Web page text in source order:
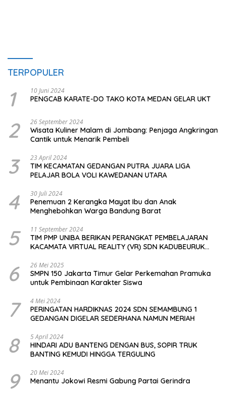
TERPOPULER
1 10 Juni 2024
PENGCAB KARATE-DO TAKO KOTA MEDAN GELAR UKT
2 26 September 2024
Wisata Kuliner Malam di Jombang: Penjaga Angkringan
Cantik untuk Menarik Pembeli
3 23 April 2024
TIM KECAMATAN GEDANGAN PUTRA JUARA LIGA
PELAJAR BOLA VOLI KAWEDANAN UTARA
4 30 Juli 2024
Penemuan 2 Kerangka Mayat Ibu dan Anak
Menghebohkan Warga Bandung Barat
5 11 September 2024
TIM PMP UNIBA BERIKAN PERANGKAT PEMBELAJARAN
KACAMATA VIRTUAL REALITY (VR) SDN KADUBEURUK
6 26 Mei 2025
SMPN 150 Jakarta Timur Gelar Perkemahan Pramuka
untuk Pembinaan Karakter Siswa
7 4 Mei 2024
PERINGATAN HARDIKNAS 2024 SDN SEMAMBUNG 1
GEDANGAN DIGELAR SEDERHANA NAMUN MERIAH
8 5 April 2024
HINDARI ADU BANTENG DENGAN BUS, SOPIR TRUK
BANTING KEMUDI HINGGA TERGULING
9 20 Mei 2024
Menantu Jokowi Resmi Gabung Partai Gerindra